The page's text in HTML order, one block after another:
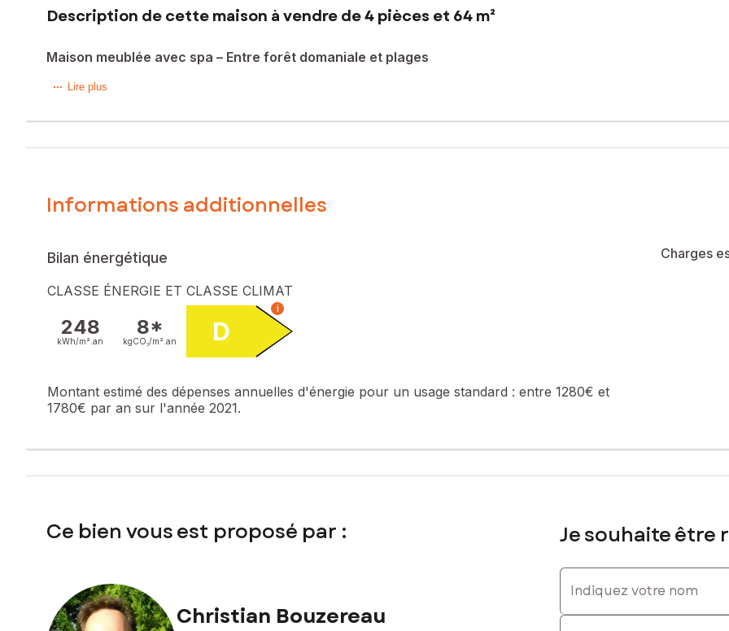
Description de cette maison à vendre de 4 pièces et 64 m²
Maison meublée avec spa – Entre forêt domaniale et plages
Christian BOUZEREAU – SAFTI vous invite à découvrir, dans un environnement privilégié, au cœur d’un domaine calme et
agréable terrasse en bois d’environ 30 m², idéalement exposée plein sud pour profiter pleinement des beaux jours.
Deux places de stationnement privatives complètent ce bien rare sur le secteur, quelque soit votre projet : résidence
potentiel, grâce à une demande soutenue sur le secteur.
Un bien clé en main, alliant confort, nature et proximité de l’océan — à découvrir sans tarder.
Le bien comprend 3 lots, et il est situé dans une copropriété de 48 lots (les charges courantes annuelles moyennes de
Les informations sur les risques auxquels ce bien est exposé sont disponibles sur le site Géorisques : www.georisques.gouv.fr
Honoraires charge vendeur
Contactez votre conseiller SAFTI : Christian BOUZEREAU, Tél. : 0669191614, E-mail : christian.bouzereau@safti.fr - EI - Agent
Lire plus
Informations additionnelles
Bilan énergétique
CLASSE ÉNERGIE ET CLASSE CLIMAT
248
kWh/m². an
8*
kgCO₂/m². an D
i
Montant estimé des dépenses annuelles d'énergie pour un usage standard : entre 1280€ et
1780€ par an sur l'année 2021.
Charges
Ce bien vous est proposé par :
Christian Bouzereau
Je souhaite être
Indiquez votre nom
Indiquez votre prénom